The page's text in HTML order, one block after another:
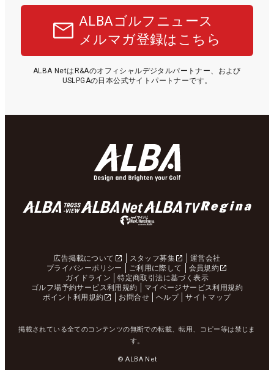
ALBAゴルフニュース
メルマガ登録はこちら
ALBA NetはR&Aのオフィシャルデジタルパートナー、および
USLPGAの日本公式サイトパートナーです。
広告掲載について スタッフ募集
運営会社
プライバシーポリシー
ご利用に際して
会員規約
ガイドライン
特定商取引法に基づく表示
ゴルフ場予約サービス利用規約
マイページサービス利用規約
ポイント利用規約
お問合せ ヘルプ サイトマップ
掲載されている全てのコンテンツの無断での転載、転用、コピー等は禁じま
す。
© ALBA Net